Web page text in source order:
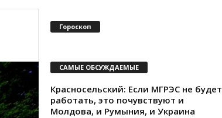
Гороскоп
САМЫЕ ОБСУЖДАЕМЫЕ
Красносельский: Если МГРЭС не будет
работать, это почувствуют и
Молдова, и Румыния, и Украина